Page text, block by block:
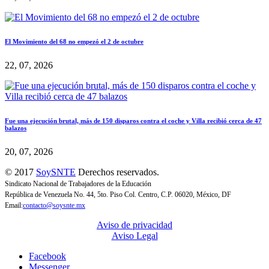
El Movimiento del 68 no empezó el 2 de octubre
22, 07, 2026
Fue una ejecución brutal, más de 150 disparos contra el coche y Villa recibió cerca de 47
balazos
20, 07, 2026
© 2017 SoySNTE Derechos reservados.
Sindicato Nacional de Trabajadores de la Educación
República de Venezuela No. 44, 5to. Piso Col. Centro, C.P. 06020, México, DF
Email:contacto@soysnte.mx
Aviso de privacidad
Aviso Legal
Facebook
Messenger